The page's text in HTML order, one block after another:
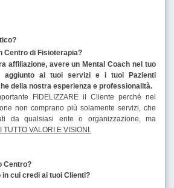
Centro di Fisioterapia?
affiliazione, avere un Mental Coach nel tuo
aggiunto ai tuoi servizi e i tuoi Pazienti
della nostra esperienza e professionalità.
FIDELIZZARE il Cliente perché nel
non comprano più solamente servizi, che
da qualsiasi ente o organizzazione, ma
TUTTO VALORI E VISIONI.
Centro?
in cui credi ai tuoi Clienti?